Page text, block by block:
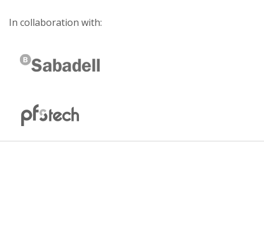
In collaboration with: